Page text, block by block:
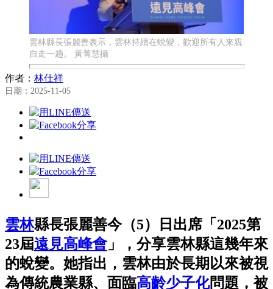
雲林縣長張麗善表示，雲林持續在蛻變，歡迎所有人來親
自走一趟。 黃菁慧攝
作者： 林仕祥
日期：2025-11-05
雲林縣長張麗善今（5）日出席「2025第
23屆遠見高峰會」，分享雲林縣這幾年來
的蛻變。她指出，雲林由於長期以來被視
為傳統農業縣、面臨高齡少子化問題，被